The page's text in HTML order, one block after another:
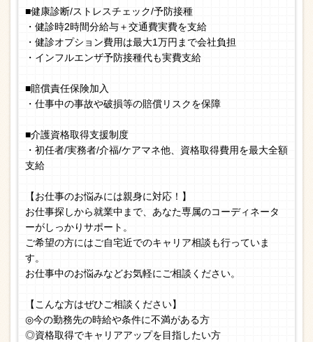
■健康診断/ストレスチェック/予防接種
・健診時2時間分給与＋交通費実費を支給
・健診オプション費用は最大1万円まで会社負担
・インフルエンザ予防接種代も実費支給
■賠償責任保険加入
・仕事中の事故や破損等の賠償リスクを保障
■介護資格取得支援制度
・初任者/実務者/介福/ケアマネ他、資格取得費用を最大全額
支給
【お仕事のお悩みには親身に対応！】
お仕事探しから就業中まで、あなた専属のコーディネータ
ーがしっかりサポート。
ご希望の方にはご自宅近でのキャリア相談も行っていま
す。
お仕事中のお悩みなどお気軽にご相談ください。
【こんな方はぜひご相談ください】
◎今の勤務先の時給や条件に不満がある方
◎資格取得でキャリアアップを目指したい方